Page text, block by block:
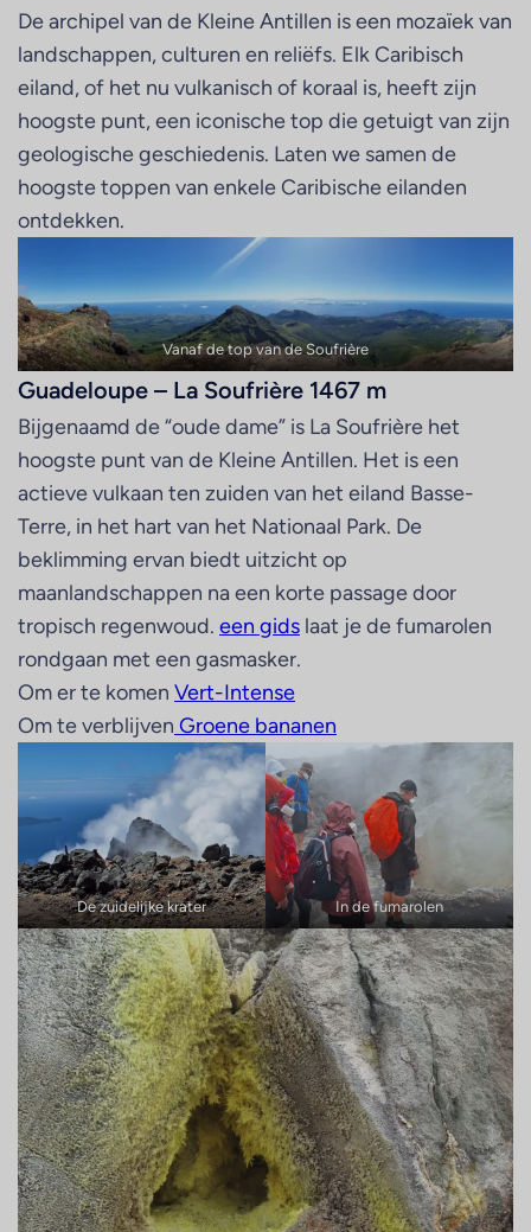
De archipel van de Kleine Antillen is een mozaïek van
landschappen, culturen en reliëfs. Elk Caribisch
eiland, of het nu vulkanisch of koraal is, heeft zijn
hoogste punt, een iconische top die getuigt van zijn
geologische geschiedenis. Laten we samen de
hoogste toppen van enkele Caribische eilanden
ontdekken.
Vanaf de top van de Soufrière
Guadeloupe – La Soufrière 1467 m
Bijgenaamd de “oude dame” is La Soufrière het
hoogste punt van de Kleine Antillen. Het is een
actieve vulkaan ten zuiden van het eiland Basse-
Terre, in het hart van het Nationaal Park. De
beklimming ervan biedt uitzicht op
maanlandschappen na een korte passage door
tropisch regenwoud. een gids laat je de fumarolen
rondgaan met een gasmasker.
Om er te komen Vert-Intense
Om te verblijven Groene bananen
De zuidelijke krater In de fumarolen